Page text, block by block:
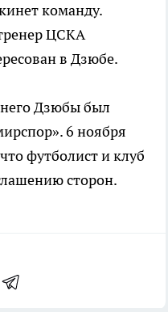
команду.
ЦСКА
в Дзюбе.
Дзюбы был
6 ноября
футболист и клуб
сторон.